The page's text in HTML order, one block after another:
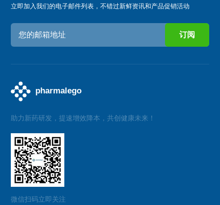
立即加入我们的电子邮件列表，不错过新鲜资讯和产品促销活动
助力新药研发，提速增效降本，共创健康未来！
微信扫码立即关注